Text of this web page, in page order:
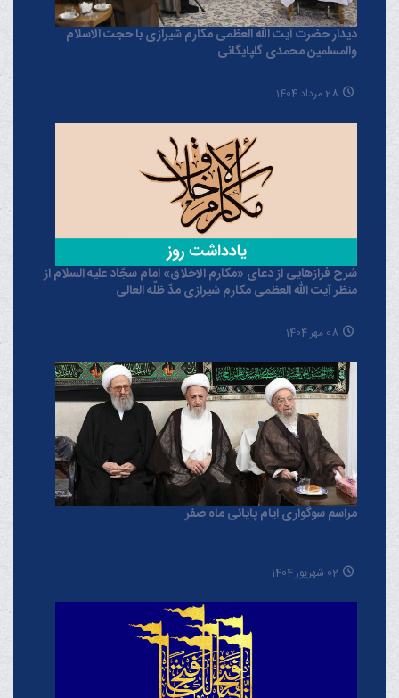
دیدار حضرت آیت الله العظمی مکارم شیرازی با حجت الاسلام
والمسلمین محمدی گلپایگانی
28 مرداد 1404
شرح فرازهایی از دعای «مکارم الاخلاق» امام سجّاد علیه السلام از
منظر آیت الله العظمی مکارم شیرازی مدّ ظلّه العالی
08 مهر 1404
مراسم سوگواری ایام پایانی ماه صفر
02 شهریور 1404